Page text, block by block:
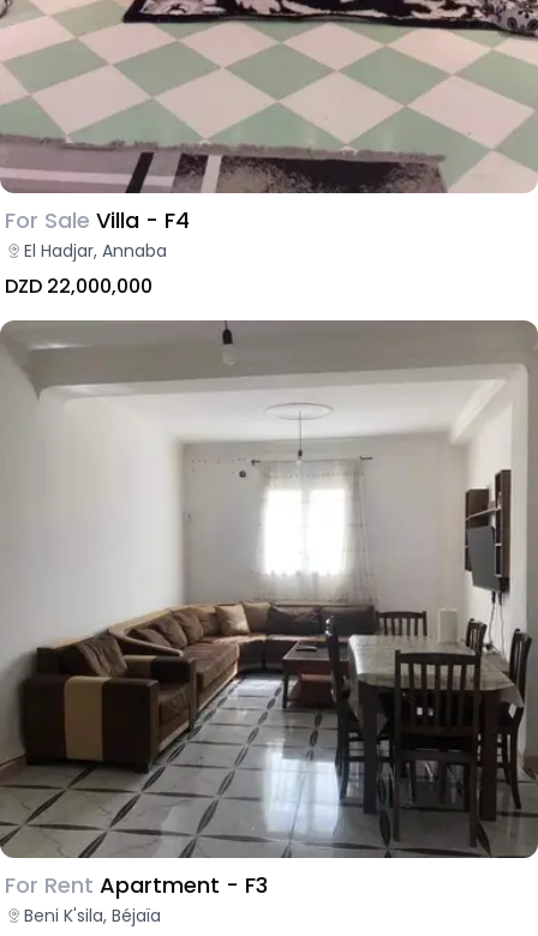
For Sale Villa - F4
El Hadjar, Annaba
DZD 22,000,000
For Rent Apartment - F3
Beni K'sila, Béjaïa